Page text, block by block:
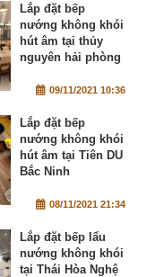
Lắp đặt bếp
nướng không khói
hút âm tại thủy
nguyên hải phòng
09/11/2021 10:36
Lắp đặt bếp
nướng không khói
hút âm tại Tiên DU
Bắc Ninh
08/11/2021 21:34
Lắp đặt bếp lẩu
nướng không khói
tại Thái Hòa Nghệ